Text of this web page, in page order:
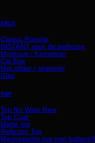
GELS
Classic
INSTANT voor de pedicure
Mystique / Kameleon
Cat Eye
Met glitter / shimmer
Glas
TOP
Top No Wipe
Top Coat
Matte top
Reflector Top
Magnetische top met